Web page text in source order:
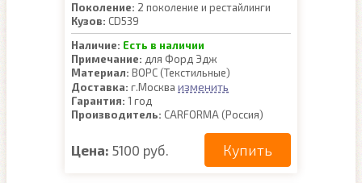
Поколение: 2 поколение и рестайлинги
Кузов: CD539
Наличие: Есть в наличии
Примечание: для Форд Эдж
Материал: ВОРС (Текстильные)
Доставка: г.Москва изменить
Гарантия: 1 год
Производитель: CARFORMA (Россия)
Цена: 5100 руб. Купить